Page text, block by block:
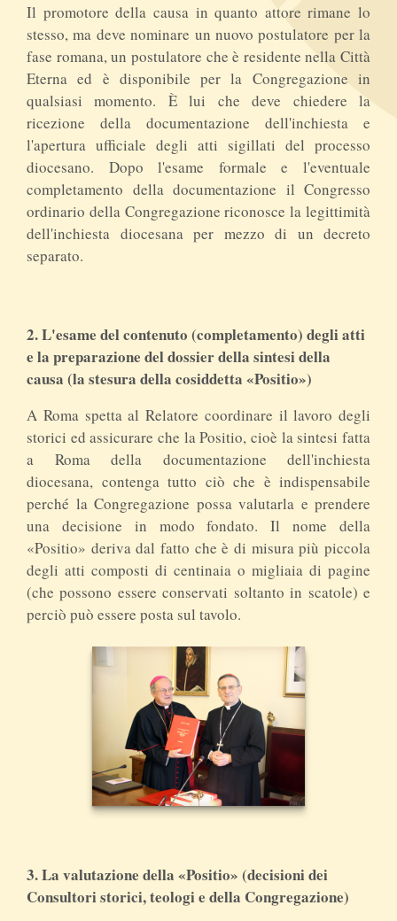
Il promotore della causa in quanto attore rimane lo
stesso, ma deve nominare un nuovo postulatore per la
fase romana, un postulatore che è residente nella Città
Eterna ed è disponibile per la Congregazione in
qualsiasi momento. È lui che deve chiedere la
ricezione della documentazione dell'inchiesta e
l'apertura ufficiale degli atti sigillati del processo
diocesano. Dopo l'esame formale e l'eventuale
completamento della documentazione il Congresso
ordinario della Congregazione riconosce la legittimità
dell'inchiesta diocesana per mezzo di un decreto
separato.
2. L'esame del contenuto (completamento) degli atti
e la preparazione del dossier della sintesi della
causa (la stesura della cosiddetta «Positio»)
A Roma spetta al Relatore coordinare il lavoro degli
storici ed assicurare che la Positio, cioè la sintesi fatta
a Roma della documentazione dell'inchiesta
diocesana, contenga tutto ciò che è indispensabile
perché la Congregazione possa valutarla e prendere
una decisione in modo fondato. Il nome della
«Positio» deriva dal fatto che è di misura più piccola
degli atti composti di centinaia o migliaia di pagine
(che possono essere conservati soltanto in scatole) e
perciò può essere posta sul tavolo.
3. La valutazione della «Positio» (decisioni dei
Consultori storici, teologi e della Congregazione)